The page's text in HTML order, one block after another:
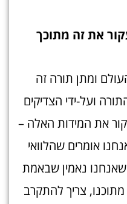
את זה מתוכך
ומתן תורה זה
ועל-ידי הצדיקים
את המידות האלה –
אומרים שהלוואי
שאנחנו נאמין שבאמת
צריך להתקרב